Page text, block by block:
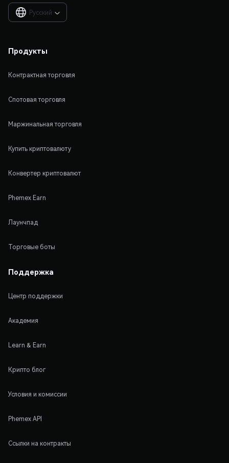
Русский 
Продукты
Контрактная торговля
Спотовая торговля
Маржинальная торговля
Купить криптовалюту
Конвертер криптовалют
Phemex Earn
Лаунчпад
Торговые боты
Поддержка
Центр поддержки
Академия
Learn & Earn
Крипто блог
Условия и комиссии
Phemex API
Ссылки на контракты